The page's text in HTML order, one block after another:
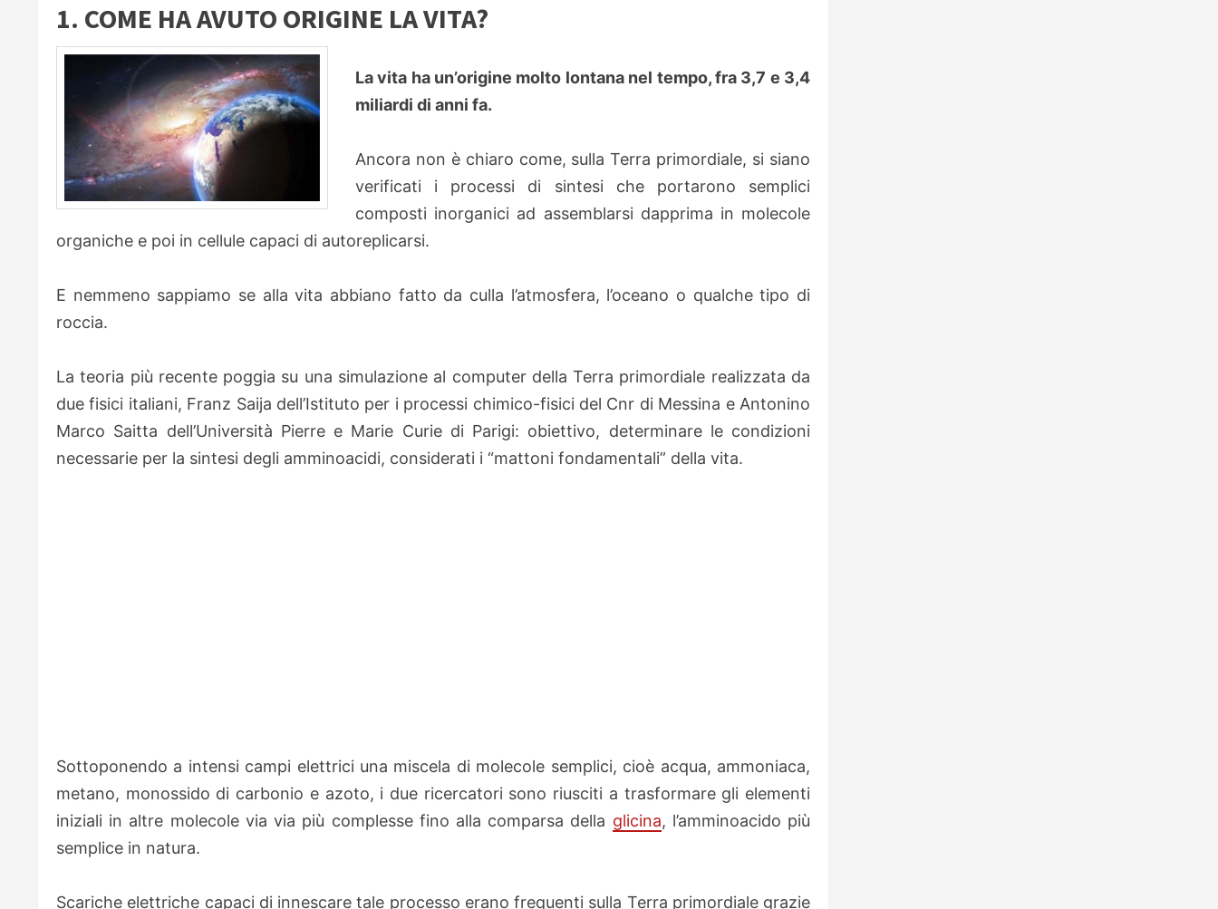
1. COME HA AVUTO ORIGINE LA VITA?
La vita ha un’origine molto lontana nel tempo, fra 3,7 e 3,4
miliardi di anni fa.
Ancora non è chiaro come, sulla Terra primordiale, si siano
verificati i processi di sintesi che portarono semplici
composti inorganici ad assemblarsi dapprima in molecole
organiche e poi in cellule capaci di autoreplicarsi.
E nemmeno sappiamo se alla vita abbiano fatto da culla l’atmosfera, l’oceano o qualche tipo di
roccia.
La teoria più recente poggia su una simulazione al computer della Terra primordiale realizzata da
due fisici italiani, Franz Saija dell’Istituto per i processi chimico-fisici del Cnr di Messina e Antonino
Marco Saitta dell’Università Pierre e Marie Curie di Parigi: obiettivo, determinare le condizioni
necessarie per la sintesi degli amminoacidi, considerati i “mattoni fondamentali” della vita.
Sottoponendo a intensi campi elettrici una miscela di molecole semplici, cioè acqua, ammoniaca,
metano, monossido di carbonio e azoto, i due ricercatori sono riusciti a trasformare gli elementi
iniziali in altre molecole via via più complesse fino alla comparsa della glicina, l’amminoacido più
semplice in natura.
Scariche elettriche capaci di innescare tale processo erano frequenti sulla Terra primordiale grazie